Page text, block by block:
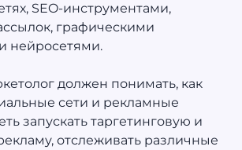
SEO-инструментами,
графическими
нейросетями.
должен понимать, как
сети и рекламные
запускать таргетинговую и
отслеживать различные